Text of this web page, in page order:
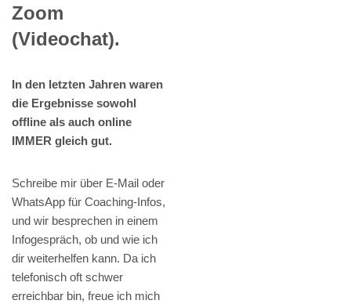
Zoom
(Videochat).
In den letzten Jahren waren
die Ergebnisse sowohl
offline als auch online
IMMER gleich gut.
Schreibe mir über E-Mail oder
WhatsApp für Coaching-Infos,
und wir besprechen in einem
Infogespräch, ob und wie ich
dir weiterhelfen kann. Da ich
telefonisch oft schwer
erreichbar bin, freue ich mich